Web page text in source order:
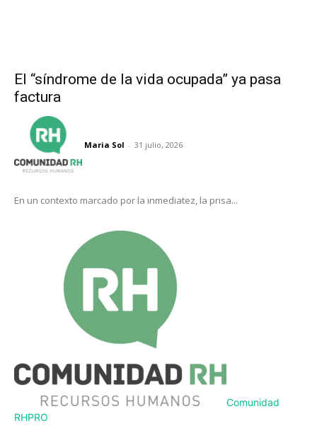
El “síndrome de la vida ocupada” ya pasa
factura
Maria Sol - 31 julio, 2026
En un contexto marcado por la inmediatez, la prisa...
Comunidad
RHPRO